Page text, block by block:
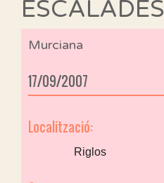
ESCALADES
Murciana
17/09/2007
Localització:
Riglos